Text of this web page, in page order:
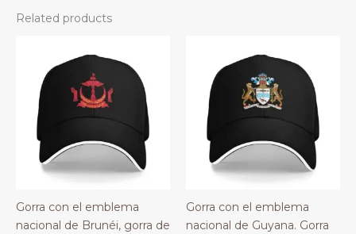
Related products
Gorra con el emblema
nacional de Brunéi, gorra de
Gorra con el emblema
nacional de Guyana. Gorra